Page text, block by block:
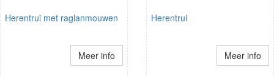
Herentrui met raglanmouwen
Meer info
Herentrui
Meer info